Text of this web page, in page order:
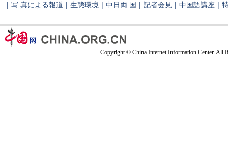
| 写 真による報道 | 生態環境 | 中日両 国 | 記者会見 | 中国語講座 |